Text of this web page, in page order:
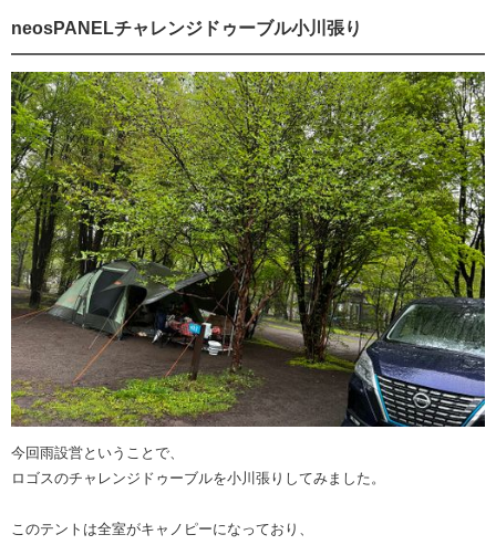
neosPANELチャレンジドゥーブル小川張り
今回雨設営ということで、
ロゴスのチャレンジドゥーブルを小川張りしてみました。
このテントは全室がキャノピーになっており、